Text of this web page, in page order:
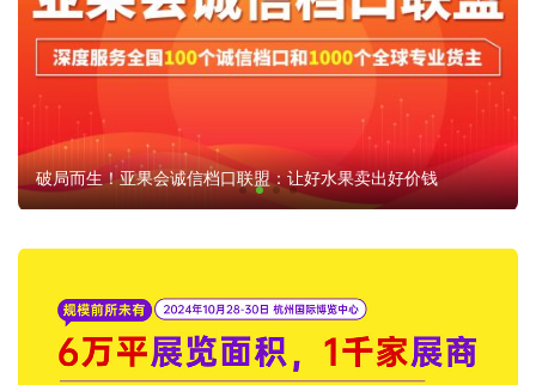
进口榴莲市场“变局”，印尼能否打破泰国与越南的垄断？